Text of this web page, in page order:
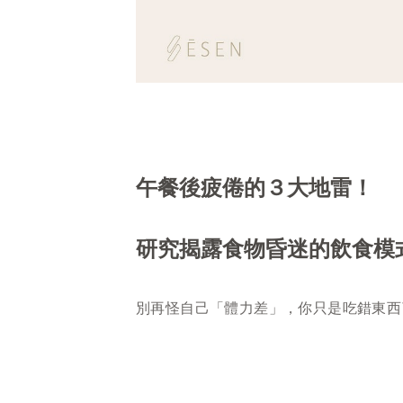
午餐後疲倦的３大地雷！
研究揭露食物昏迷的飲食模
別再怪自己「體力差」，你只是吃錯東